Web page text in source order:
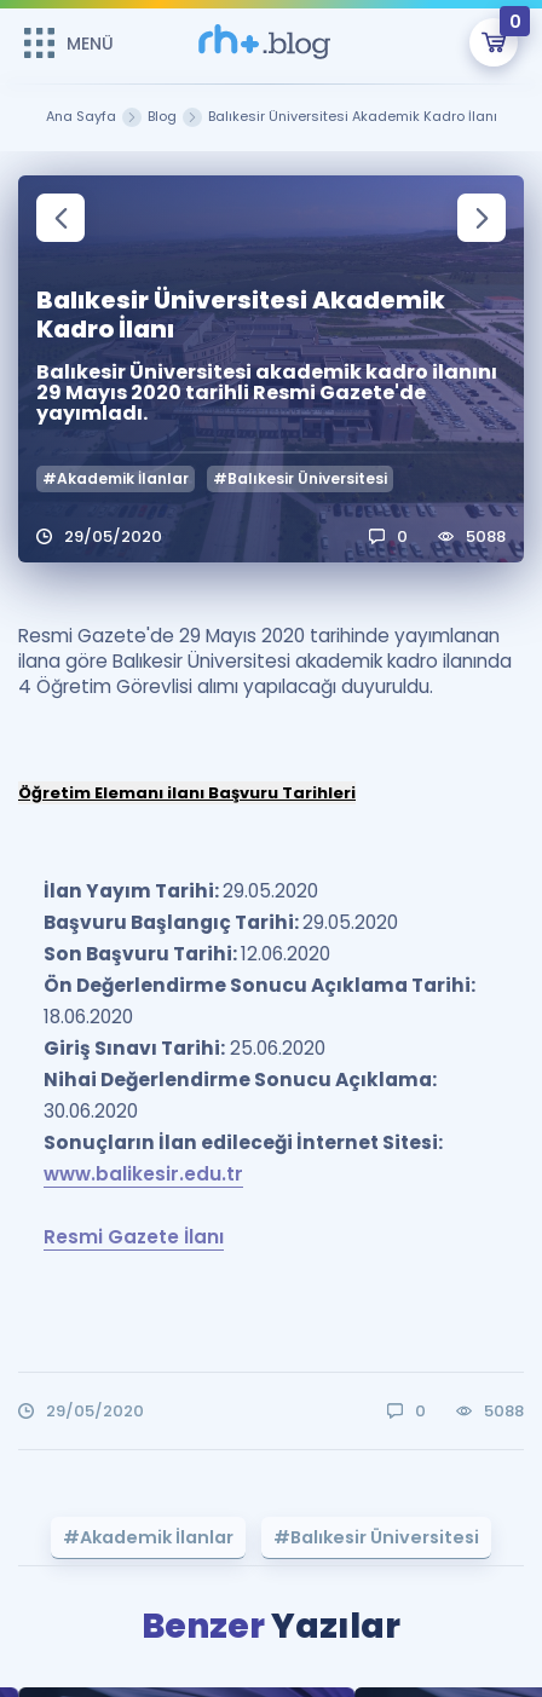
MENÜ
0
Şifremi Hatırlamıyorum
ÜYE DEĞİLİM
Sepetin Şu An Boş.
Remzi Hoca ile seni sınava hazırlayacak onlarca eğitim seni
bekliyor!
MENÜ
Çalışma Paketleri
Katılımcı Görüşleri
Faydalı Araçlar
Ücretsiz Kaynaklar
Puan Hesaplama
ÖSYM Sınav Takvimi
İngilizce Gramer
Hakkımızda
Kariyer
Soru & Cevap
İletişim
Ana Sayfa Blog Balıkesir Üniversitesi Akademik Kadro İlanı
Balıkesir Üniversitesi Akademik
Kadro İlanı
Balıkesir Üniversitesi akademik kadro ilanını
29 Mayıs 2020 tarihli Resmi Gazete'de
yayımladı.
#Akademik İlanlar #Balıkesir Üniversitesi
29/05/2020 0 5088
Resmi Gazete'de 29 Mayıs 2020 tarihinde yayımlanan
ilana göre Balıkesir Üniversitesi akademik kadro ilanında
4 Öğretim Görevlisi alımı yapılacağı duyuruldu.
Öğretim Elemanı ilanı Başvuru Tarihleri
İlan Yayım Tarihi:29.05.2020
Başvuru Başlangıç Tarihi:29.05.2020
Son Başvuru Tarihi:12.06.2020
Ön Değerlendirme Sonucu Açıklama Tarihi:
18.06.2020
Giriş Sınavı Tarihi:25.06.2020
Nihai Değerlendirme Sonucu Açıklama:
30.06.2020
Sonuçların İlan edileceği İnternet Sitesi:
www.balikesir.edu.tr
Resmi Gazete İlanı
29/05/2020 0 5088
#Akademik İlanlar #Balıkesir Üniversitesi
BenzerYazılar